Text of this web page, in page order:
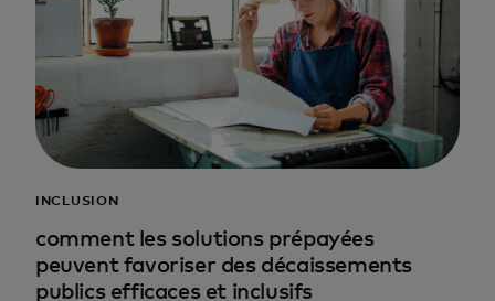
INCLUSION
comment les solutions prépayées
peuvent favoriser des décaissements
publics efficaces et inclusifs